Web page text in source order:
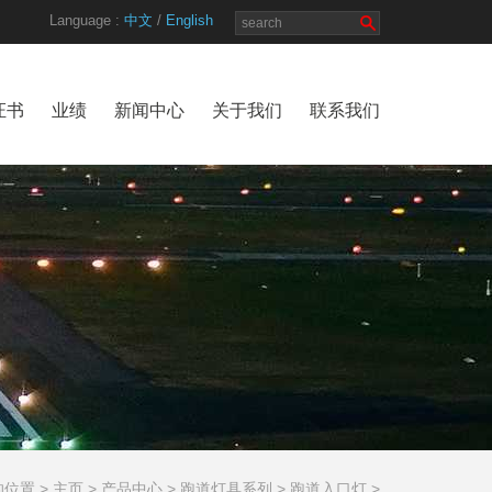
Language : 中文 / English
书 业绩 新闻中心 关于我们 联系我们